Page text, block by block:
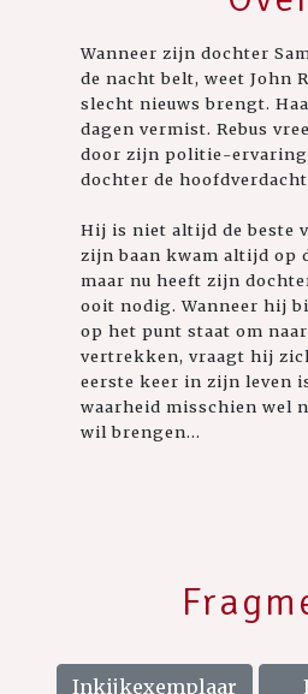
Wanneer zijn dochter
de nacht belt, weet John
slecht nieuws brengt.
dagen vermist. Rebus
door zijn politie-
dochter de
Hij is niet altijd de beste
zijn baan kwam altijd op
maar nu heeft zijn
ooit nodig. Wanneer hij
op het punt staat om
vertrekken, vraagt hij
eerste keer in zijn leven
waarheid misschien wel
wil brengen...
Inkijkexemplaar